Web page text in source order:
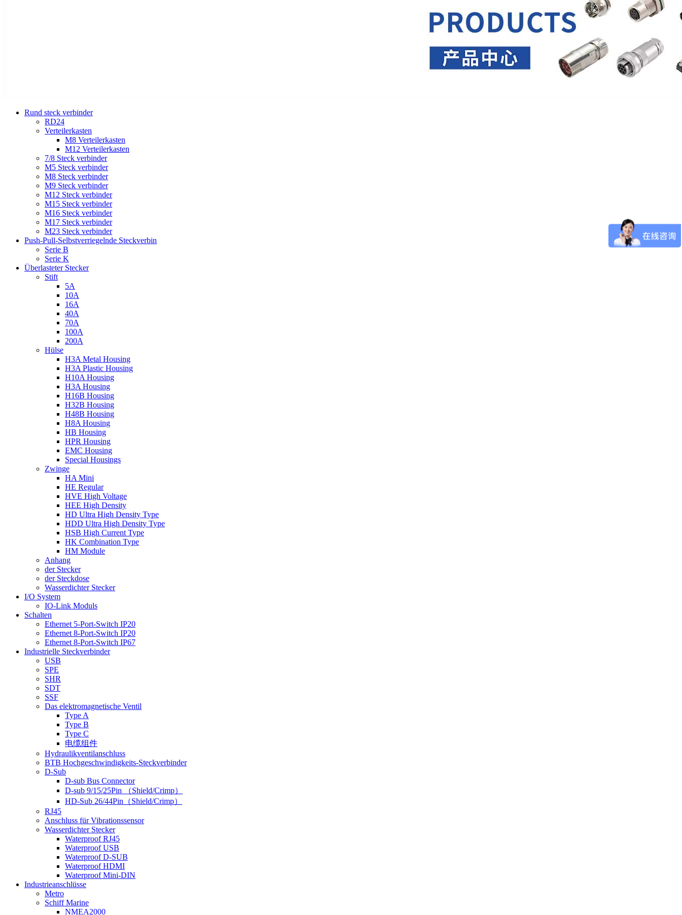
Rund steck verbinder
RD24
Verteilerkasten
M8 Verteilerkasten
M12 Verteilerkasten
7/8 Steck verbinder
M5 Steck verbinder
M8 Steck verbinder
M9 Steck verbinder
M12 Steck verbinder
M15 Steck verbinder
M16 Steck verbinder
M17 Steck verbinder
M23 Steck verbinder
Push-Pull-Selbstverriegelnde Steckverbin
Serie B
Serie K
Überlasteter Stecker
Stift
5A
10A
16A
40A
70A
100A
200A
Hülse
H3A Metal Housing
H3A Plastic Housing
H10A Housing
H3A Housing
H16B Housing
H32B Housing
H48B Housing
H8A Housing
HB Housing
HPR Housing
EMC Housing
Special Housings
Zwinge
HA Mini
HE Regular
HVE High Voltage
HEE High Density
HD Ultra High Density Type
HDD Ultra High Density Type
HSB High Current Type
HK Combination Type
HM Module
Anhang
​der Stecker
der Steckdose
Wasserdichter Stecker
I/O System
IO-Link Moduls
Schalten
Ethernet 5-Port-Switch IP20
Ethernet 8-Port-Switch IP20
Ethernet 8-Port-Switch IP67
Industrielle Steckverbinder
USB
SPE
SHR
SDT
SSF
Das elektromagnetische Ventil
Type A
Type B
Type C
电缆组件
Hydraulikventilanschluss
BTB Hochgeschwindigkeits-Steckverbinder
D-Sub
D-sub Bus Connector
D-sub 9/15/25Pin （Shield/Crimp）
HD-Sub 26/44Pin（Shield/Crimp）
RJ45
Anschluss für Vibrationssensor
Wasserdichter Stecker
Waterproof RJ45
Waterproof USB
Waterproof D-SUB
Waterproof HDMI
Waterproof Mini-DIN
Industrieanschlüsse
Metro
Schiff Marine
NMEA2000